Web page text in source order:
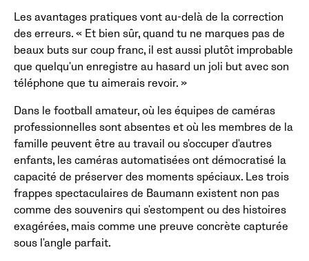
Les avantages pratiques vont au-delà de la correction
des erreurs. « Et bien sûr, quand tu ne marques pas de
beaux buts sur coup franc, il est aussi plutôt improbable
que quelqu'un enregistre au hasard un joli but avec son
téléphone que tu aimerais revoir. »
Dans le football amateur, où les équipes de caméras
professionnelles sont absentes et où les membres de la
famille peuvent être au travail ou s'occuper d'autres
enfants, les caméras automatisées ont démocratisé la
capacité de préserver des moments spéciaux. Les trois
frappes spectaculaires de Baumann existent non pas
comme des souvenirs qui s'estompent ou des histoires
exagérées, mais comme une preuve concrète capturée
sous l'angle parfait.